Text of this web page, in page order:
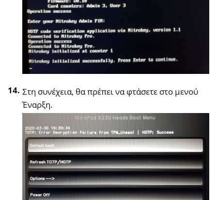
Στη συνέχεια, θα πρέπει να φτάσετε στο μενού
Έναρξη.